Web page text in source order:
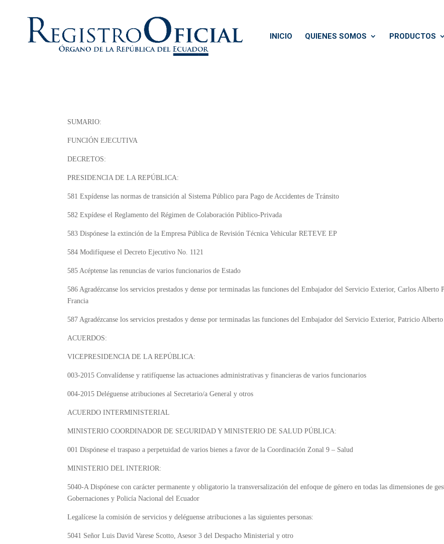
INICIO QUIENES SOMOS PRODUCTOS
SUMARIO:
FUNCIÓN EJECUTIVA
DECRETOS:
PRESIDENCIA DE LA REPÚBLICA:
581 Expídense las normas de transición al Sistema Público para Pago de Accidentes de Tránsito
582 Expídese el Reglamento del Régimen de Colaboración Público-Privada
583 Dispónese la extinción de la Empresa Pública de Revisión Técnica Vehicular RETEVE EP
584 Modifíquese el Decreto Ejecutivo No. 1121
585Acéptense las renuncias de varios funcionarios de Estado
586 Agradézcanse los servicios prestados y dense por terminadas las funciones del Embajador del Servicio Exterior, Carlos Alberto
Francia
587 Agradézcanse los servicios prestados y dense por terminadas las funciones del Embajador del Servicio Exterior, Patricio
ACUERDOS:
VICEPRESIDENCIA DE LA REPÚBLICA:
003-2015 Convalídense y ratifíquense las actuaciones administrativas y financieras de varios funcionarios
004-2015Deléguense atribuciones al Secretario/a General y otros
ACUERDO INTERMINISTERIAL
MINISTERIO COORDINADOR DE SEGURIDAD Y MINISTERIO DE SALUD PÚBLICA:
001 Dispónese el traspaso a perpetuidad de varios bienes a favor de la Coordinación Zonal 9 – Salud
MINISTERIO DEL INTERIOR:
5040-ADispónese con carácter permanente y obligatorio la transversalización del enfoque de género en todas las dimensiones de
Gobernaciones y Policía Nacional del Ecuador
Legalícese la comisión de servicios y deléguense atribuciones a las siguientes personas:
5041 Señor Luis David Varese Scotto, Asesor 3 del Despacho Ministerial y otro